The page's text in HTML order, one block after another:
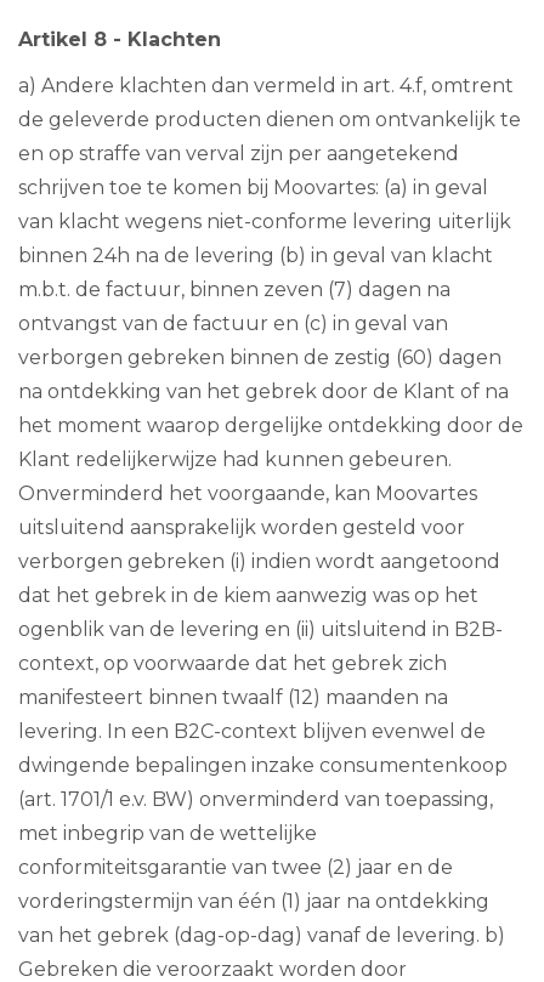
Artikel 8 - Klachten
a) Andere klachten dan vermeld in art. 4.f, omtrent
de geleverde producten dienen om ontvankelijk te
en op straffe van verval zijn per aangetekend
schrijven toe te komen bij Moovartes: (a) in geval
van klacht wegens niet-conforme levering uiterlijk
binnen 24h na de levering (b) in geval van klacht
m.b.t. de factuur, binnen zeven (7) dagen na
ontvangst van de factuur en (c) in geval van
verborgen gebreken binnen de zestig (60) dagen
na ontdekking van het gebrek door de Klant of na
het moment waarop dergelijke ontdekking door de
Klant redelijkerwijze had kunnen gebeuren.
Onverminderd het voorgaande, kan Moovartes
uitsluitend aansprakelijk worden gesteld voor
verborgen gebreken (i) indien wordt aangetoond
dat het gebrek in de kiem aanwezig was op het
ogenblik van de levering en (ii) uitsluitend in B2B-
context, op voorwaarde dat het gebrek zich
manifesteert binnen twaalf (12) maanden na
levering. In een B2C-context blijven evenwel de
dwingende bepalingen inzake consumentenkoop
(art. 1701/1 e.v. BW) onverminderd van toepassing,
met inbegrip van de wettelijke
conformiteitsgarantie van twee (2) jaar en de
vorderingstermijn van één (1) jaar na ontdekking
van het gebrek (dag-op-dag) vanaf de levering. b)
Gebreken die veroorzaakt worden door